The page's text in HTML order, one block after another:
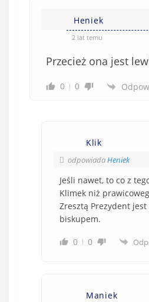
Heniek
2 lat temu
Przecież ona jest
0 0
Klik
odpowiadaHeniek
Jeśli nawet, to co z
Klimek niż
Zresztą Prezydent
biskupem.
0 0
Maniek